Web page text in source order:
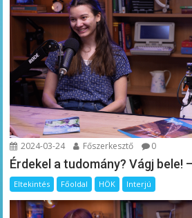
2024-03-24 Főszerkesztő 0
Érdekel a tudomány? Vágj bele!
Eltekintés Főoldal HÖK Interjú